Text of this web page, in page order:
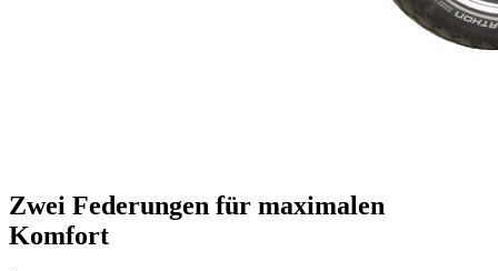
Zwei Federungen für maximalen
Komfort